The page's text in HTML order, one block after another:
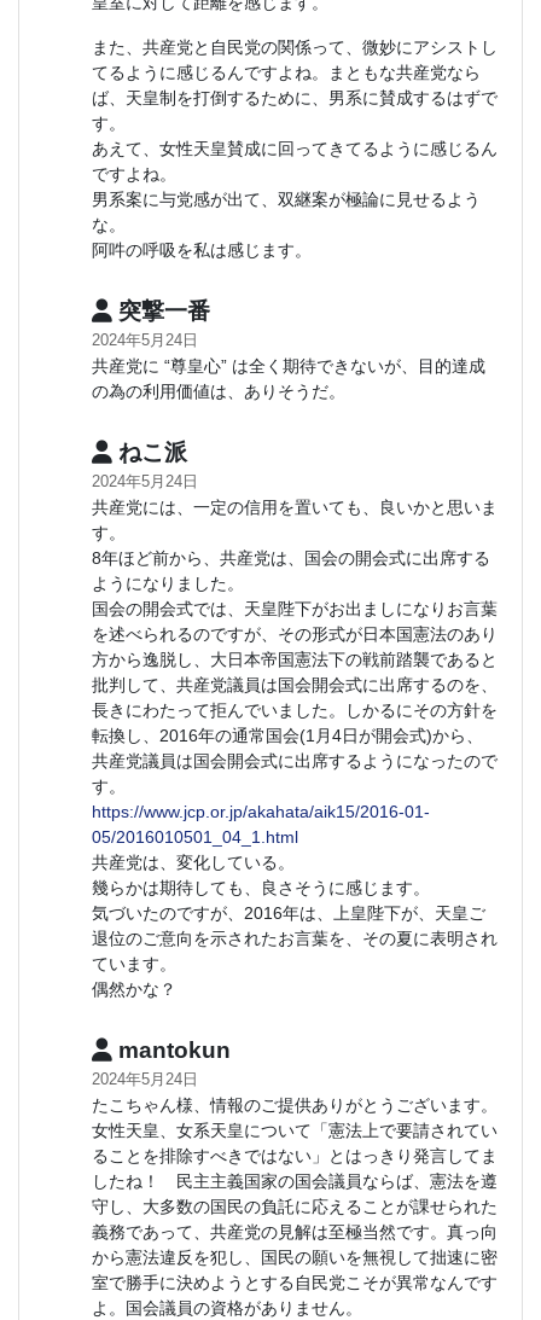
また、共産党と自民党の関係って、微妙にアシストし
てるように感じるんですよね。まともな共産党なら
ば、天皇制を打倒するために、男系に賛成するはずで
す。
あえて、女性天皇賛成に回ってきてるように感じるん
ですよね。
男系案に与党感が出て、双継案が極論に見せるよう
な。
阿吽の呼吸を私は感じます。
突撃一番
2024年5月24日
共産党に “尊皇心” は全く期待できないが、目的達成
の為の利用価値は、ありそうだ。
ねこ派
2024年5月24日
共産党には、一定の信用を置いても、良いかと思いま
す。
8年ほど前から、共産党は、国会の開会式に出席する
ようになりました。
国会の開会式では、天皇陛下がお出ましになりお言葉
を述べられるのですが、その形式が日本国憲法のあり
方から逸脱し、大日本帝国憲法下の戦前踏襲であると
批判して、共産党議員は国会開会式に出席するのを、
長きにわたって拒んでいました。しかるにその方針を
転換し、2016年の通常国会(1月4日が開会式)から、
共産党議員は国会開会式に出席するようになったので
す。
https://www.jcp.or.jp/akahata/aik15/2016-01-
05/2016010501_04_1.html
共産党は、変化している。
幾らかは期待しても、良さそうに感じます。
気づいたのですが、2016年は、上皇陛下が、天皇ご
退位のご意向を示されたお言葉を、その夏に表明され
ています。
偶然かな？
mantokun
2024年5月24日
たこちゃん様、情報のご提供ありがとうございます。
女性天皇、女系天皇について「憲法上で要請されてい
ることを排除すべきではない」とはっきり発言してま
したね！ 民主主義国家の国会議員ならば、憲法を遵
守し、大多数の国民の負託に応えることが課せられた
義務であって、共産党の見解は至極当然です。真っ向
から憲法違反を犯し、国民の願いを無視して拙速に密
室で勝手に決めようとする自民党こそが異常なんです
よ。国会議員の資格がありません。